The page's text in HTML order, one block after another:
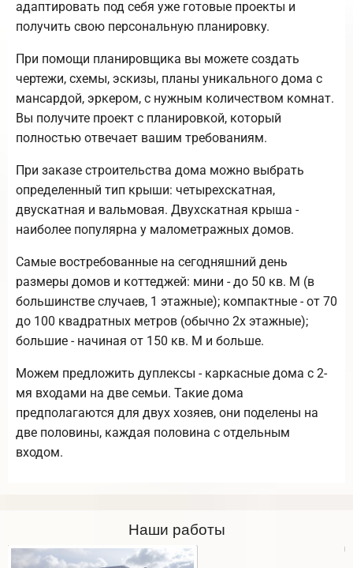
адаптировать под себя уже готовые проекты и
получить свою персональную планировку.
При помощи планировщика вы можете создать
чертежи, схемы, эскизы, планы уникального дома с
мансардой, эркером, с нужным количеством комнат.
Вы получите проект с планировкой, который
полностью отвечает вашим требованиям.
При заказе строительства дома можно выбрать
определенный тип крыши: четырехскатная,
двускатная и вальмовая. Двухскатная крыша -
наиболее популярна у малометражных домов.
Самые востребованные на сегодняшний день
размеры домов и коттеджей: мини - до 50 кв. М (в
большинстве случаев, 1 этажные); компактные - от 70
до 100 квадратных метров (обычно 2х этажные);
большие - начиная от 150 кв. М и больше.
Можем предложить дуплексы - каркасные дома с 2-
мя входами на две семьи. Такие дома
предполагаются для двух хозяев, они поделены на
две половины, каждая половина с отдельным
входом.
Наши работы